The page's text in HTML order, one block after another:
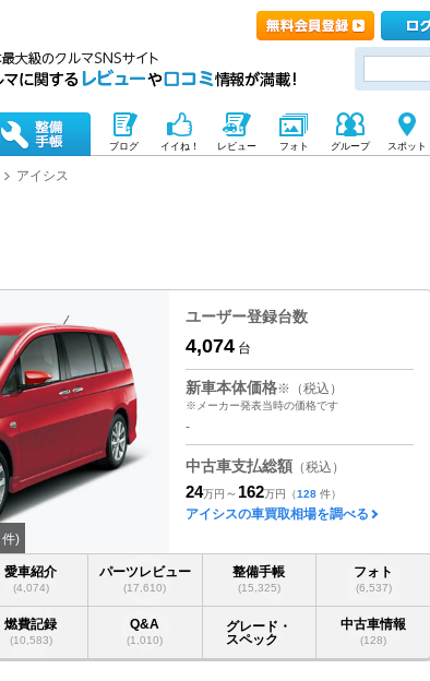
ブログ イイね！ レビュー フォト グループ スポット
アイシス
件)
ユーザー登録台数
4,074 台
新車本体価格※（税込）
※メーカー発表当時の価格です
-
中古車支払総額 （税込）
24万円 ～ 162万円 （128 件）
アイシスの車買取相場を調べる
愛車紹介
(4,074)
パーツレビュー
(17,610)
整備手帳
(15,325)
フォト
(6,537)
燃費記録
(10,583)
Q&A
(1,010)
グレード・
スペック
中古車情報
(128)